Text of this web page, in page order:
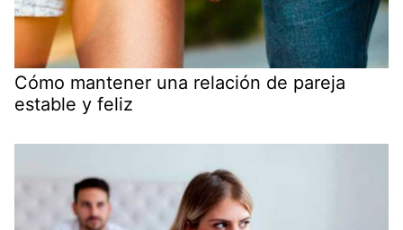
Cómo mantener una relación de pareja
estable y feliz